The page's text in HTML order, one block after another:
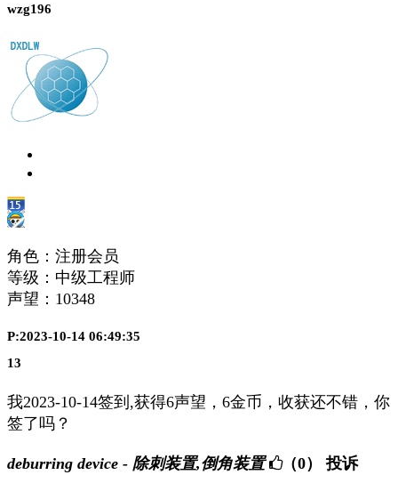
wzg196
角色：注册会员
等级：中级工程师
声望： 10348
P:2023-10-14 06:49:35
13
我2023-10-14签到,获得6声望，6金币，收获还不错，你
签了吗？
deburring device - 除刺装置,倒角装置 （0） 投诉